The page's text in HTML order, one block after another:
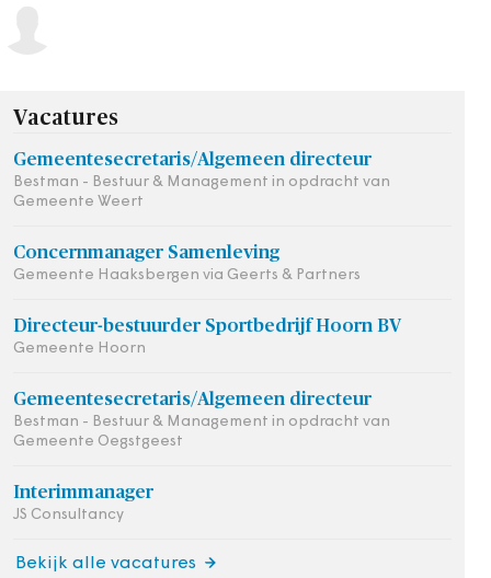
Vacatures
Gemeentesecretaris/Algemeen directeur
Bestman - Bestuur & Management in opdracht van
Gemeente Weert
Concernmanager Samenleving
Gemeente Haaksbergen via Geerts & Partners
Directeur-bestuurder Sportbedrijf Hoorn BV
Gemeente Hoorn
Gemeentesecretaris/Algemeen directeur
Bestman - Bestuur & Management in opdracht van
Gemeente Oegstgeest
Interimmanager
JS Consultancy
Bekijk alle vacatures